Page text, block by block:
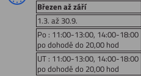
Březen až září
1.3. až 30.9.
Po : 11:00-13:00, 14:00-18:00
po dohodě do 20,00 hod
UT : 11:00-13:00, 14:00-18:00
po dohodě do 20,00 hod